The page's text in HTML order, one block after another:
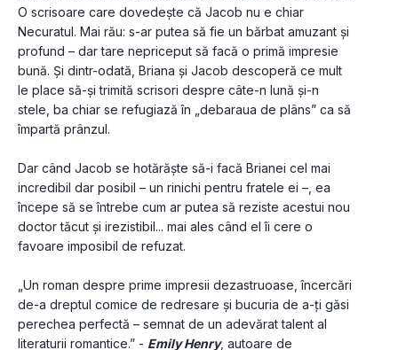
O scrisoare care dovedește că Jacob nu e chiar
Necuratul. Mai rău: s-ar putea să fie un bărbat amuzant și
profund – dar tare nepriceput să facă o primă impresie
bună. Și dintr-odată, Briana și Jacob descoperă ce mult
le place să-și trimită scrisori despre câte-n lună și-n
stele, ba chiar se refugiază în „debaraua de plâns” ca să
împartă prânzul.
Dar când Jacob se hotărăște să-i facă Brianei cel mai
incredibil dar posibil – un rinichi pentru fratele ei –, ea
începe să se întrebe cum ar putea să reziste acestui nou
doctor tăcut și irezistibil... mai ales când el îi cere o
favoare imposibil de refuzat.
„Un roman despre prime impresii dezastruoase, încercări
de-a dreptul comice de redresare și bucuria de a-ți găsi
perechea perfectă – semnat de un adevărat talent al
literaturii romantice.” - Emily Henry, autoare de